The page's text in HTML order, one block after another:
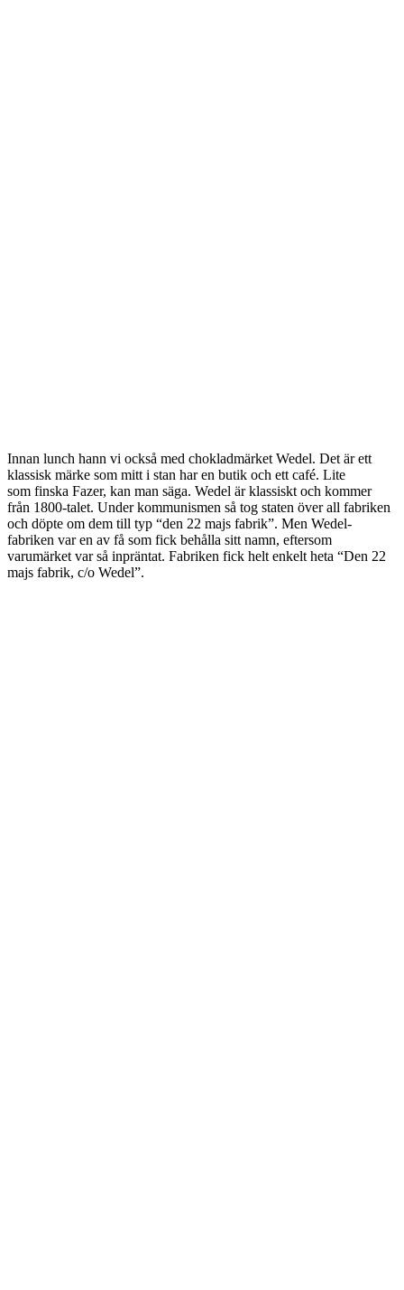
Innan lunch hann vi också med chokladmärket Wedel. Det är ett
klassisk märke som mitt i stan har en butik och ett café. Lite
som finska Fazer, kan man säga. Wedel är klassiskt och kommer
från 1800-talet. Under kommunismen så tog staten över all fabriken
och döpte om dem till typ “den 22 majs fabrik”. Men Wedel-
fabriken var en av få som fick behålla sitt namn, eftersom
varumärket var så inpräntat. Fabriken fick helt enkelt heta “Den 22
majs fabrik, c/o Wedel”.